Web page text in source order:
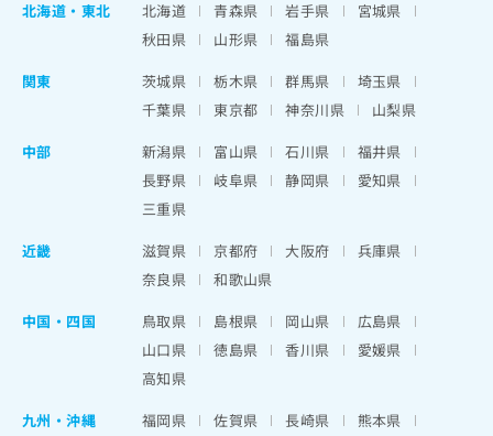
北海道 ・ 東北 北海道 青森県 岩手県
宮城県
秋田県
山形県
福島県
関東
茨城県 栃木県 群馬県
埼玉県
千葉県
東京都 神奈川県
山梨県
中部
新潟県 富山県 石川県
福井県
長野県
岐阜県 静岡県
愛知県
三重県
近畿
滋賀県 京都府 大阪府
兵庫県
奈良県
和歌山県
中国・四国
鳥取県 島根県 岡山県
広島県
山口県
徳島県 香川県
愛媛県
高知県
九州・沖縄
福岡県 佐賀県 長崎県
熊本県